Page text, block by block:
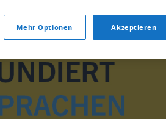
Mehr Optionen Akzeptieren